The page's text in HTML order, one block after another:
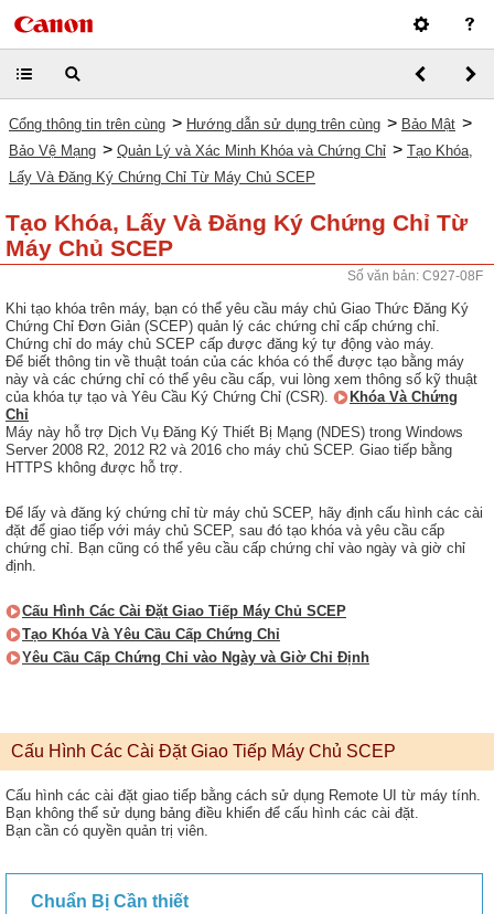
Cổng thông tin trên cùng > Hướng dẫn sử dụng trên cùng > Bảo Mật >
Bảo Vệ Mạng > Quản Lý và Xác Minh Khóa và Chứng Chỉ > Tạo Khóa,
Lấy Và Đăng Ký Chứng Chỉ Từ Máy Chủ SCEP
Tạo Khóa, Lấy Và Đăng Ký Chứng Chỉ Từ
Máy Chủ SCEP
Số văn bản: C927-08F
Khi tạo khóa trên máy, bạn có thể yêu cầu máy chủ Giao Thức Đăng Ký
Chứng Chỉ Đơn Giản (SCEP) quản lý các chứng chỉ cấp chứng chỉ.
Chứng chỉ do máy chủ SCEP cấp được đăng ký tự động vào máy.
Để biết thông tin về thuật toán của các khóa có thể được tạo bằng máy
này và các chứng chỉ có thể yêu cầu cấp, vui lòng xem thông số kỹ thuật
của khóa tự tạo và Yêu Cầu Ký Chứng Chỉ (CSR).
Khóa Và Chứng
Chỉ
Máy này hỗ trợ Dịch Vụ Đăng Ký Thiết Bị Mạng (NDES) trong Windows
Server 2008 R2, 2012 R2 và 2016 cho máy chủ SCEP. Giao tiếp bằng
HTTPS không được hỗ trợ.
Để lấy và đăng ký chứng chỉ từ máy chủ SCEP, hãy định cấu hình các cài
đặt để giao tiếp với máy chủ SCEP, sau đó tạo khóa và yêu cầu cấp
chứng chỉ. Bạn cũng có thể yêu cầu cấp chứng chỉ vào ngày và giờ chỉ
định.
Cấu Hình Các Cài Đặt Giao Tiếp Máy Chủ SCEP
Tạo Khóa Và Yêu Cầu Cấp Chứng Chỉ
Yêu Cầu Cấp Chứng Chỉ vào Ngày và Giờ Chỉ Định
Cấu Hình Các Cài Đặt Giao Tiếp Máy Chủ SCEP
Cấu hình các cài đặt giao tiếp bằng cách sử dụng Remote UI từ máy tính.
Bạn không thể sử dụng bảng điều khiển để cấu hình các cài đặt.
Bạn cần có quyền quản trị viên.
Chuẩn Bị Cần thiết